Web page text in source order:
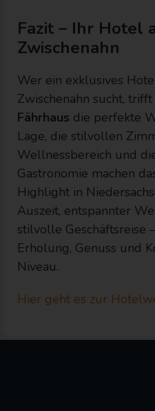
Fazit – Ihr Hotel
Zwischenahn
Wer ein exklusives
Zwischenahn sucht,
Fährhaus die perfekte
Lage, die stilvollen
Wellnessbereich und
Gastronomie machen
Highlight in
Auszeit, entspannter
stilvolle Geschäftsreise
Erholung, Genuss und
Niveau.
Hier geht es zur